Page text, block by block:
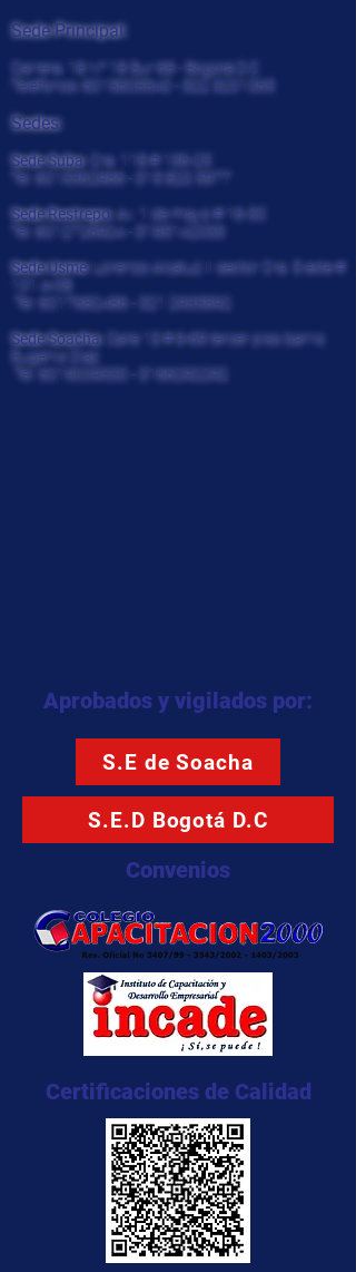
Sede Principal:
Carrera. 18 N° 18 Sur 68 - Bogotá D.C
Teléfonos: 6015605540 - 322 3201065
Sedes:
Sede Suba: Cra. 118 # 136-25
Tel: 6015362966 - 315 820 5977
Sede Restrepo: Av. 1 de mayo # 16-30
Tel: 6012726924- 3195142033
Sede Usme: Lorenzo Alcatuz II sector Cra. 5 este #
101 A-08
Tel: 6017682486 - 321 2935892
Sede Soacha: Calle 13 # 9-69 tercer piso barrio
Eugenio Diaz
Tel: 6019009330 - 3166292292
Aprobados y vigilados por:
S.E de Soacha
S.E.D Bogotá D.C
Convenios
Certificaciones de Calidad